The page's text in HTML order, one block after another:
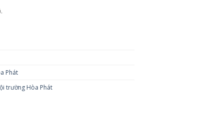
Phát
trường Hòa Phát